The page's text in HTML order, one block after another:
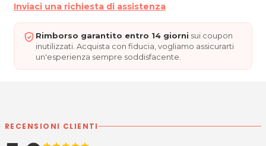
Inviaci una richiesta di assistenza
Rimborso garantito entro 14 giorni sui coupon
inutilizzati. Acquista con fiducia, vogliamo assicurarti
un'esperienza sempre soddisfacente.
RECENSIONI CLIENTI